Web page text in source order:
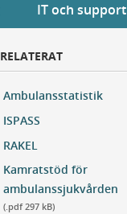
IT och support
RELATERAT
Ambulansstatistik
ISPASS
RAKEL
Kamratstöd för
ambulanssjukvården
(.pdf 297 kB)